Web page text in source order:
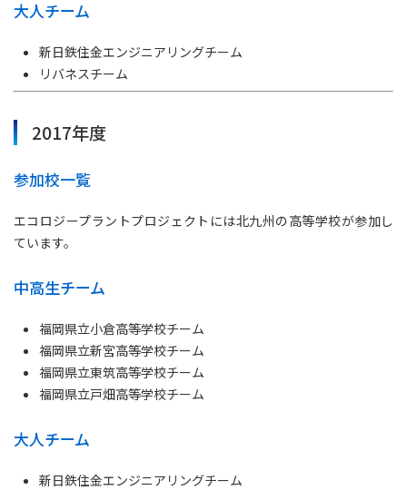
大人チーム
新日鉄住金エンジニアリングチーム
リバネスチーム
2017年度
参加校一覧
エコロジープラントプロジェクトには北九州の高等学校が参加し
ています。
中高生チーム
福岡県立小倉高等学校チーム
福岡県立新宮高等学校チーム
福岡県立東筑高等学校チーム
福岡県立戸畑高等学校チーム
大人チーム
新日鉄住金エンジニアリングチーム